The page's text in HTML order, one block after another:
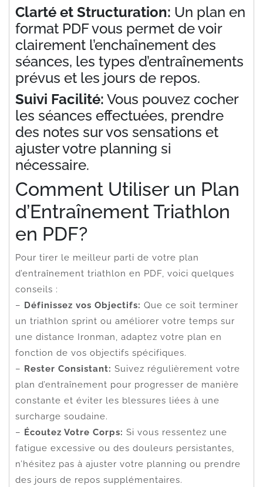
Clarté et Structuration: Un plan en
format PDF vous permet de voir
clairement l’enchaînement des
séances, les types d’entraînements
prévus et les jours de repos.
Suivi Facilité: Vous pouvez cocher
les séances effectuées, prendre
des notes sur vos sensations et
ajuster votre planning si
nécessaire.
Comment Utiliser un Plan
d’Entraînement Triathlon
en PDF?
Pour tirer le meilleur parti de votre plan
d’entraînement triathlon en PDF, voici quelques
conseils :
– Définissez vos Objectifs: Que ce soit terminer
un triathlon sprint ou améliorer votre temps sur
une distance Ironman, adaptez votre plan en
fonction de vos objectifs spécifiques.
– Rester Consistant: Suivez régulièrement votre
plan d’entraînement pour progresser de manière
constante et éviter les blessures liées à une
surcharge soudaine.
– Écoutez Votre Corps: Si vous ressentez une
fatigue excessive ou des douleurs persistantes,
n’hésitez pas à ajuster votre planning ou prendre
des jours de repos supplémentaires.